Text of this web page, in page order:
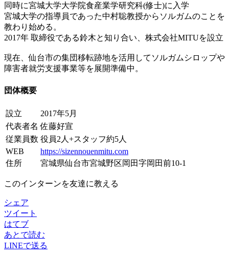
同時に宮城大学大学院食産業学研究科(修士)に入学
宮城大学の指導員であった中村聡教授からソルガムのことを
教わり始める。
2017年 取締役である鈴木と知り合い、株式会社MITUを設立
現在、仙台市の集団移転跡地を活用してソルガムシロップや
障害者就労支援事業等を展開準備中。
団体概要
設立
2017年5月
代表者名 佐藤好宣
従業員数 役員2人+スタッフ約5人
WEB
https://sizennouenmitu.com
住所
宮城県仙台市宮城野区岡田字岡田前10-1
このインターンを友達に教える
シェア
ツイート
はてブ
あとで読む
LINEで送る